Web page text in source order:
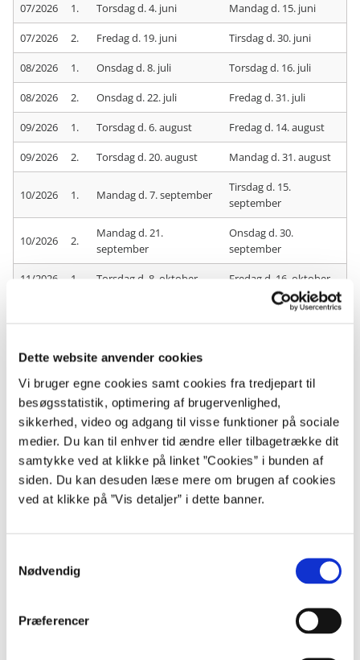
Dette website anvender cookies
Vi bruger egne cookies samt cookies fra tredjepart til
besøgsstatistik, optimering af brugervenlighed,
sikkerhed, video og adgang til visse funktioner på sociale
medier. Du kan til enhver tid ændre eller tilbagetrække dit
samtykke ved at klikke på linket ”Cookies” i bunden af
siden. Du kan desuden læse mere om brugen af cookies
ved at klikke på ”Vis detaljer” i dette banner.
Nødvendig
Præferencer
07/2026 1. Torsdag d. 4. juni Mandag d. 15. juni
07/2026 2. Fredag d. 19. juni Tirsdag d. 30. juni
08/2026 1. Onsdag d. 8. juli Torsdag d. 16. juli
08/2026 2. Onsdag d. 22. juli Fredag d. 31. juli
09/2026 1. Torsdag d. 6. august Fredag d. 14. august
09/2026 2. Torsdag d. 20. august Mandag d. 31. august
10/2026 1. Mandag d. 7. september
Tirsdag d. 15.
september
10/2026 2.
Mandag d. 21.
september
Onsdag d. 30.
september
11/2026 1. Torsdag d. 8. oktober Fredag d. 16. oktober
Fredag d. 30. oktober
12/2026 2. Torsdag d. 19. november
Mandag d. 30.
november
01/2027 1. Tirsdag d. 8. december
Onsdag d. 16.
december
01/2027 2. Torsdag d. 17. december
Onsdag d. 30.
december